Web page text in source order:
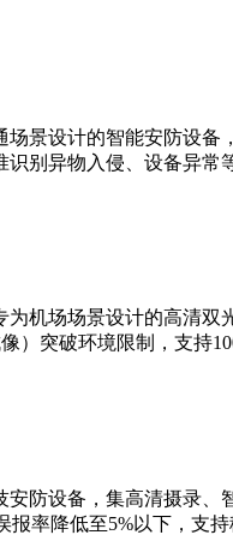
景设计的智能安防设
别异物入侵、设备异
机场场景设计的高清双
）突破环境限制，支持
防设备，集高清摄录
率降低至5%以下，支